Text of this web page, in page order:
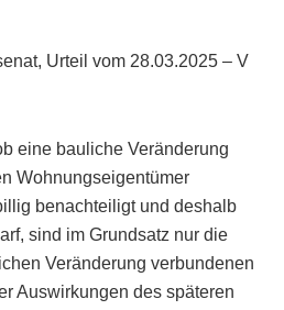
Urteil vom 28.03.2025 – V
eine bauliche Veränderung
Wohnungseigentümer
benachteiligt und deshalb
sind im Grundsatz nur die
Veränderung verbundenen
Auswirkungen des späteren